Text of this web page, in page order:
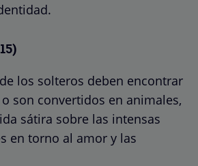
los solteros deben encontrar
son convertidos en animales,
sátira sobre las intensas
en torno al amor y las